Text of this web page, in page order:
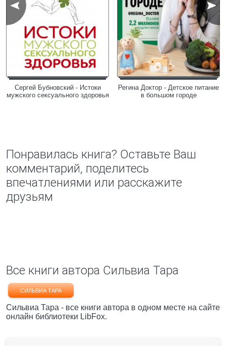
Сергей Бубновский - Истоки
мужского сексуального здоровья
Регина Доктор - Детское питание
в большом городе
Понравилась книга? Оставьте Ваш
комментарий, поделитесь
впечатлениями или расскажите
друзьям
Все книги автора Сильвиа Тара
СИЛЬВИА ТАРА
Сильвиа Тара - все книги автора в одном месте на сайте
онлайн библиотеки LibFox.